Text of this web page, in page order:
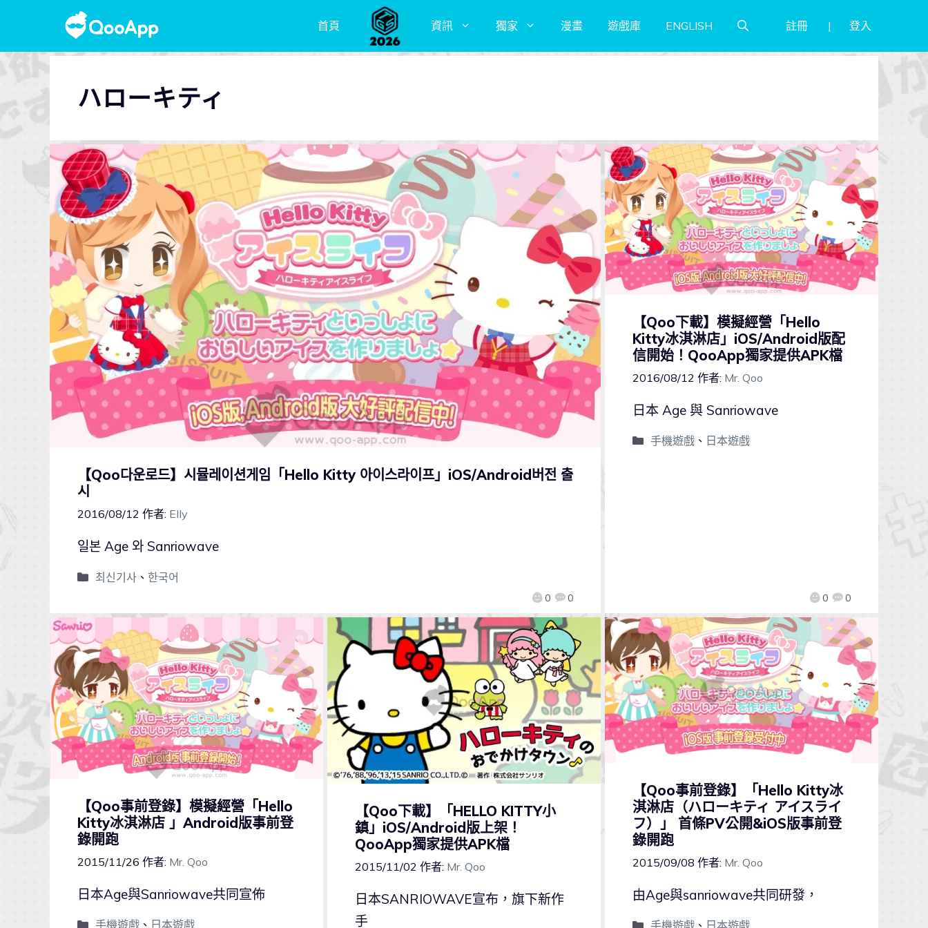
首頁 資訊 獨家 漫畫 遊戲庫 ENGLISH 註冊 登入
ハローキティ
【Qoo다운로드】시뮬레이션게임「Hello Kitty 아이스라이프」iOS/Android버전 출
시
2016/08/12 作者: Elly
0 0
일본 Age 와 Sanriowave
최신기사、 한국어
【Qoo下載】模擬經營「Hello
Kitty冰淇淋店」iOS/Android版配
信開始！QooApp獨家提供APK檔
2016/08/12 作者: Mr. Qoo
0 0
日本 Age 與 Sanriowave
手機遊戲、 日本遊戲
【Qoo事前登錄】模擬經營「Hello
Kitty冰淇淋店 」Android版事前登
錄開跑
2015/11/26 作者: Mr. Qoo
日本Age與Sanriowave共同宣佈
手機遊戲、 日本遊戲
【Qoo下載】「HELLO KITTY小
鎮」iOS/Android版上架！
QooApp獨家提供APK檔
2015/11/02 作者: Mr. Qoo
日本SANRIOWAVE宣布，旗下新作
手
【Qoo事前登錄】「Hello Kitty冰
淇淋店（ハローキティ アイスライ
フ）」 首條PV公開&iOS版事前登
錄開跑
2015/09/08 作者: Mr. Qoo
由Age與sanriowave共同研發，
手機遊戲、 日本遊戲